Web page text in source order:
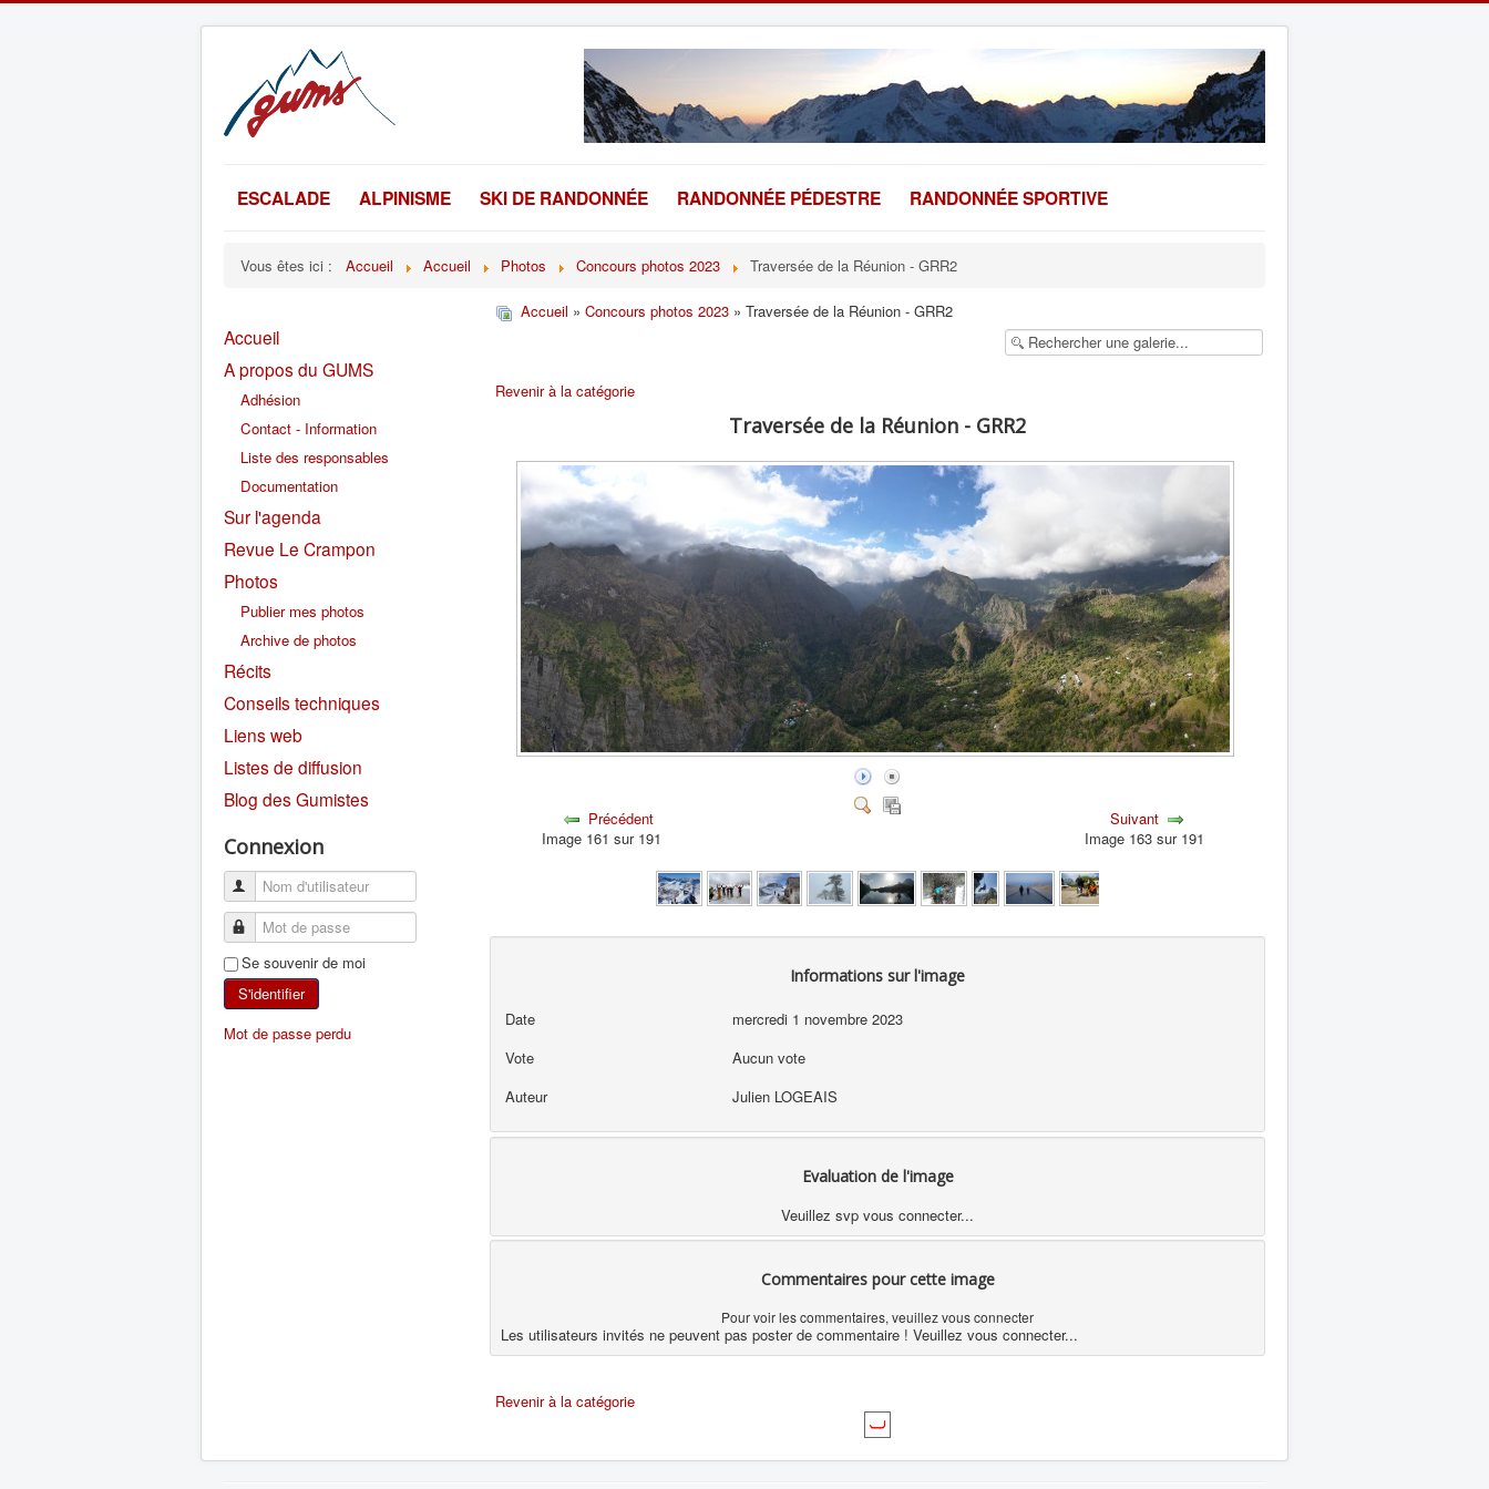
ESCALADE ALPINISME SKI DE RANDONNÉE RANDONNÉE PÉDESTRE RANDONNÉE SPORTIVE
Vous êtes ici : Accueil Accueil Photos Concours photos 2023 Traversée de la Réunion - GRR2
Accueil
A propos du GUMS
Adhésion
Contact - Information
Liste des responsables
Documentation
Sur l'agenda
Revue Le Crampon
Photos
Publier mes photos
Archive de photos
Récits
Conseils techniques
Liens web
Listes de diffusion
Blog des Gumistes
Connexion
Se souvenir de moi
S'identifier
Mot de passe perdu
Accueil » Concours photos 2023 » Traversée de la Réunion - GRR2
Revenir à la catégorie
Traversée de la Réunion - GRR2
Précédent
Image 161 sur 191
Suivant
Image 163 sur 191
Informations sur l'image
Date
mercredi 1 novembre 2023
Vote
Aucun vote
Auteur
Julien LOGEAIS
Evaluation de l'image
Veuillez svp vous connecter...
Commentaires pour cette image
Pour voir les commentaires, veuillez vous connecter
Les utilisateurs invités ne peuvent pas poster de commentaire ! Veuillez vous connecter...
Revenir à la catégorie